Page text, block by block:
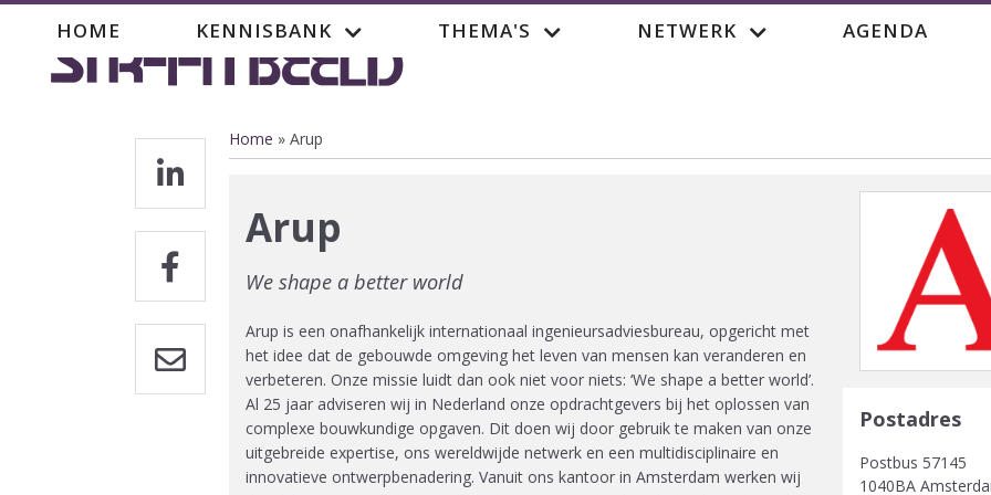
Overslaan
Hoofdnavigatie
HOME KENNISBANK THEMA'S NETWERK AGENDA
Kruimelpad
Home Arup
Arup
We shape a better world
Arup is een onafhankelijk internationaal ingenieursadviesbureau, opgericht met
het idee dat de gebouwde omgeving het leven van mensen kan veranderen en
verbeteren. Onze missie luidt dan ook niet voor niets: ‘We shape a better world’.
Al 25 jaar adviseren wij in Nederland onze opdrachtgevers bij het oplossen van
complexe bouwkundige opgaven. Dit doen wij door gebruik te maken van onze
uitgebreide expertise, ons wereldwijde netwerk en een multidisciplinaire en
innovatieve ontwerpbenadering. Vanuit ons kantoor in Amsterdam werken wij
Postadres
Postbus 57145
1040BA